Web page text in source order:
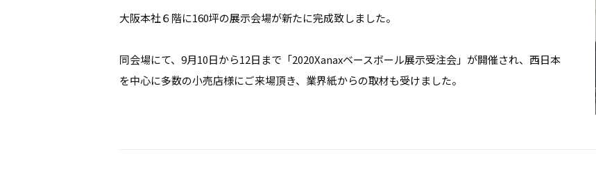
大阪本社６階に160坪の展示会場が新たに完成致しました。
同会場にて、9月10日から12日まで「2020Xanaxベースボール展示受注会」が開催され、西日本
を中心に多数の小売店様にご来場頂き、業界紙からの取材も受けました。